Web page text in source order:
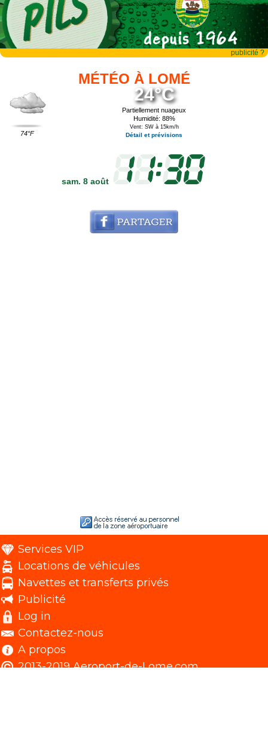
publicité ?
MÉTÉO À LOMÉ
74°F
24°C
Partiellement nuageux
Humidité: 88%
Vent: SW à 15km/h
Détail et prévisions
sam. 8 août
Services VIP
Locations de véhicules
Navettes et transferts privés
Publicité
Log in
Contactez-nous
A propos
2013-2019 Aeroport-de-Lome.com.